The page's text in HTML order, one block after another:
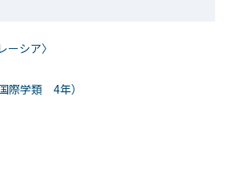
シア〉
際学類 4年）